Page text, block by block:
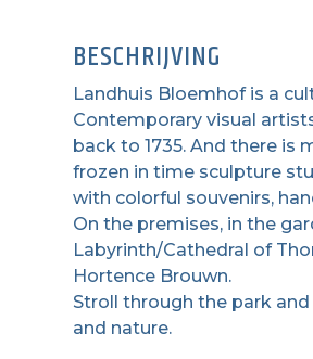
BESCHRIJVING
Landhuis Bloemhof is a
Contemporary visual
back to 1735. And there
frozen in time sculpture
with colorful souvenirs,
On the premises, in the
Labyrinth/Cathedral of
Hortence Brouwn.
Stroll through the park
and nature.